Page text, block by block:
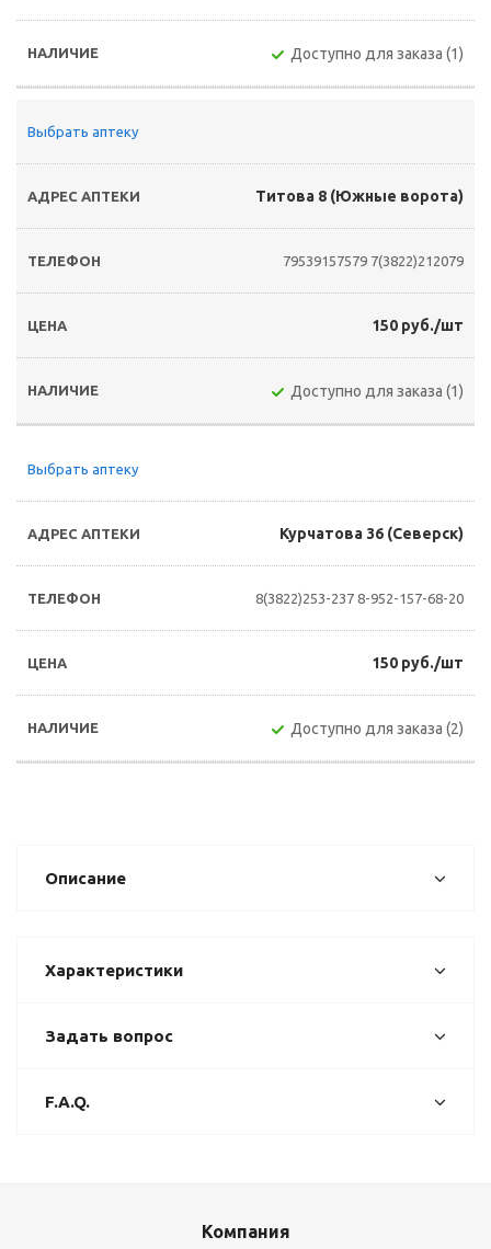
Доступно для заказа (1)
Выбрать аптеку
Титова 8 (Южные ворота)
79539157579 7(3822)212079
150 руб./шт
Доступно для заказа (1)
Выбрать аптеку
Курчатова 36 (Северск)
8(3822)253-237 8-952-157-68-20
150 руб./шт
Доступно для заказа (2)
Описание
Характеристики
Задать вопрос
F.A.Q.
Компания